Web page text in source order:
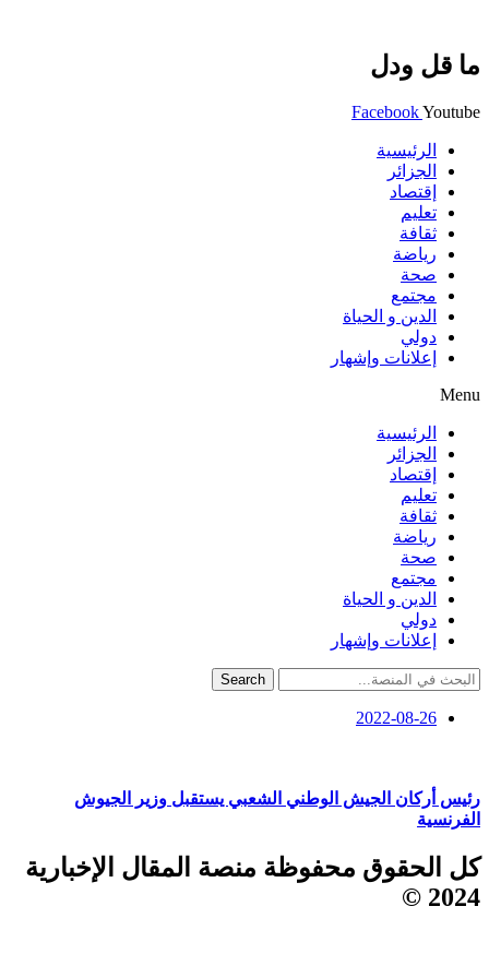
ما قل ودل
FacebookYoutube
الرئيسية
الجزائر
إقتصاد
تعليم
ثقافة
رياضة
صحة
مجتمع
الدين و الحياة
دولي
إعلانات وإشهار
Menu
الرئيسية
الجزائر
إقتصاد
تعليم
ثقافة
رياضة
صحة
مجتمع
الدين و الحياة
دولي
إعلانات وإشهار
Search
2022-08-26
رئيس أركان الجيش الوطني الشعبي يستقبل وزير الجيوش
الفرنسية
كل الحقوق محفوظة منصة المقال الإخبارية
2024 ©